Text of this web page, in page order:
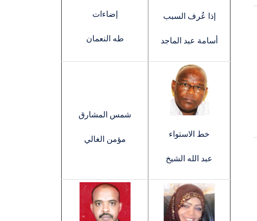
إذا عُرف السبب
أسامة عبد الماجد
إضاءات
طه النعمان
خط الاستواء
عبد الله الشيخ
شمس المشارق
مؤمن الغالي